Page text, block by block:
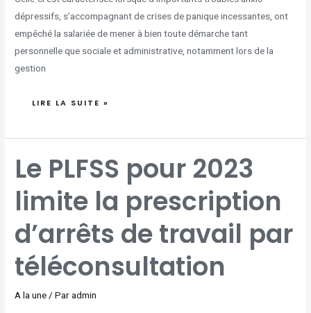
dépressifs, s’accompagnant de crises de panique incessantes, ont
empêché la salariée de mener à bien toute démarche tant
personnelle que sociale et administrative, notamment lors de la
gestion
LIRE LA SUITE »
Le PLFSS pour 2023
limite la prescription
d’arrêts de travail par
téléconsultation
A la une / Paradmin
PLFSS
POUR
2023
PRESCRIPTION
D’ARRÊTS
DE
PAR
TÉLÉCONSULTATION